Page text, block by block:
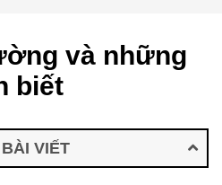
và những
biết
VIẾT